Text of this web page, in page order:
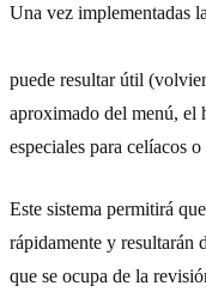
Una vez implementadas
puede resultar útil
aproximado del menú, el
especiales para celíacos
Este sistema permitirá
rápidamente y resultarán
que se ocupa de la